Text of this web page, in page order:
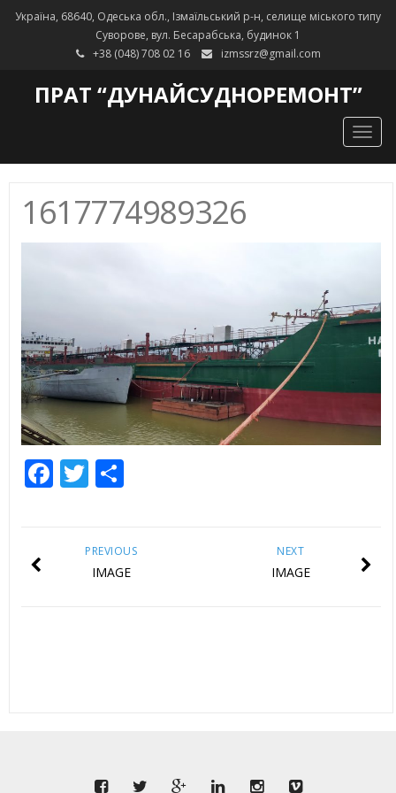
Україна, 68640, Одеська обл., Ізмаїльський р-н, селище міського типу
Суворове, вул. Бесарабська, будинок 1
+38 (048) 708 02 16
izmssrz@gmail.com
ПРАТ “ДУНАЙСУДНОРЕМОНТ”
1617774989326
Facebook
Twitter
Share
NEXT
IMAGE
PREVIOUS
IMAGE